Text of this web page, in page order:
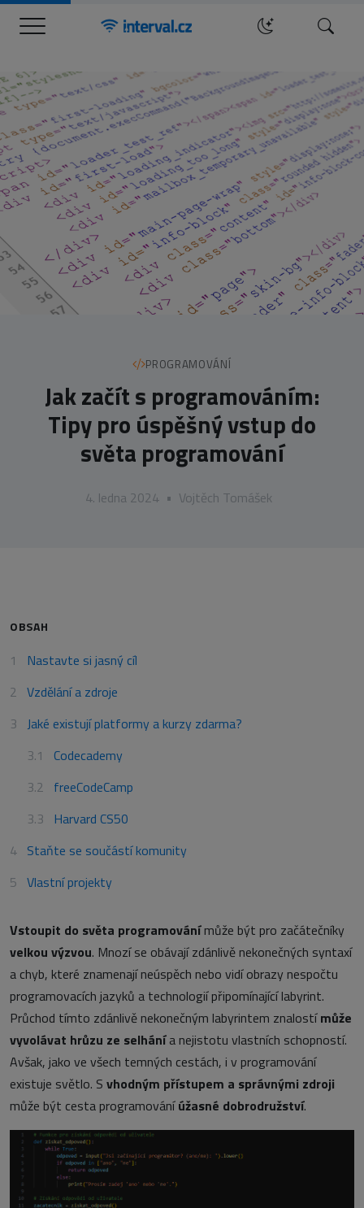
Menu Hledat
PROGRAMOVÁNÍ
Jak začít s programováním:
Tipy pro úspěšný vstup do
světa programování
4. ledna 2024 • Vojtěch Tomášek
OBSAH
Nastavte si jasný cíl
Vzdělání a zdroje
Jaké existují platformy a kurzy zdarma?
Codecademy
freeCodeCamp
Harvard CS50
Staňte se součástí komunity
Vlastní projekty
Vstoupit do světa programovánímůže být pro začátečníky
velkou výzvou. Mnozí se obávají zdánlivě nekonečných syntaxí
a chyb, které znamenají neúspěch nebo vidí obrazy nespočtu
programovacích jazyků a technologií připomínající labyrint.
Průchod tímto zdánlivě nekonečným labyrintem znalostímůže
vyvolávat hrůzu ze selhánía nejistotu vlastních schopností.
Avšak, jako ve všech temných cestách, i v programování
existuje světlo. S vhodným přístupem a správnými zdroji
může být cesta programováníúžasné dobrodružství.